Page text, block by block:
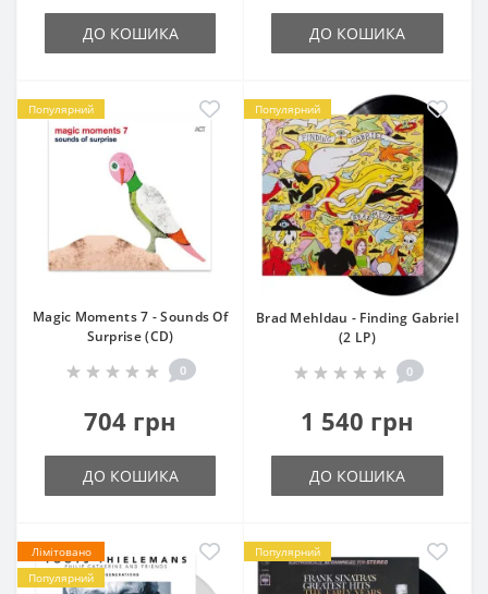
ДО КОШИКА ДО КОШИКА
Популярний
Magic Moments 7 - Sounds Of
Surprise (CD)
0
704 грн
ДО КОШИКА
Популярний
Brad Mehldau - Finding Gabriel
(2 LP)
0
1 540 грн
ДО КОШИКА
Лімітовано
Популярний
Популярний